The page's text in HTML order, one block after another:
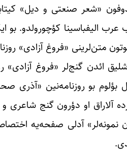
«شعر صنعتی و دیل»
الیفباسینا کؤچورولدو. بو
متن‌لرینی «فروغ آزادی»
ائدن گنج‌لر «فروغ آزادی»
آلاراق او دؤرون گنج
نمونه‌لر» آدلی صفحه‌یه